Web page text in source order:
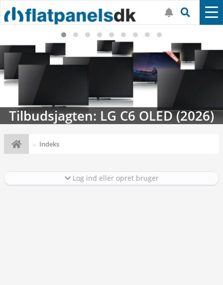
(2026) Streaming-kalenderen:
Indeks
Log ind eller opret bruger